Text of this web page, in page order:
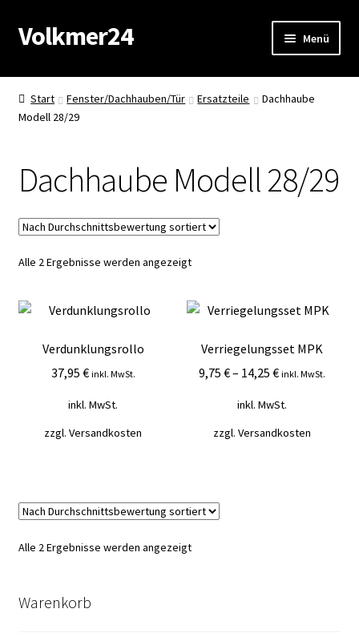
Zur
Navigation
Zum
Inhalt
Volkmer24 Menü
Start
AGB
Mein Konto
Start Fenster/Dachhauben/Tür Ersatzteile
Dachhaube
Modell 28/29
Dachhaube Modell 28/29
Alle 2 Ergebnisse werden angezeigtNach
Verdunklungsrollo
37,95 € inkl. MwSt.
inkl. MwSt.
zzgl.Versandkosten
Verriegelungsset MPK
9,75 €– 14,25 € inkl. MwSt.
inkl. MwSt.
zzgl. Versandkosten
Alle 2 Ergebnisse werden angezeigtNach
Warenkorb